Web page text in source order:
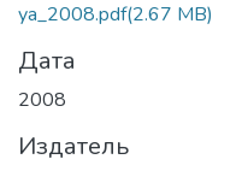
ya_2008.pdf(2.67 MB)
Дата
2008
Издатель